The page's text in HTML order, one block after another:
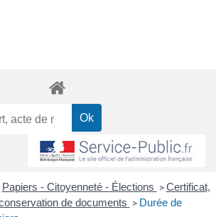
Papiers - Citoyenneté - Élections > Certificat,
de documents > Durée de